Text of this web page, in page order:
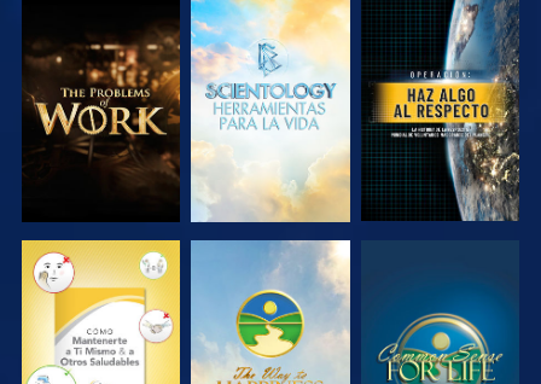
EXPLORA LAS
SERIES
EXPLORA LAS
SERIES
VE
VE VE VE